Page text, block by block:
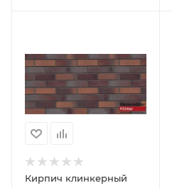
Кирпич клинкерный